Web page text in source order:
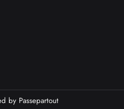
by Passepartout